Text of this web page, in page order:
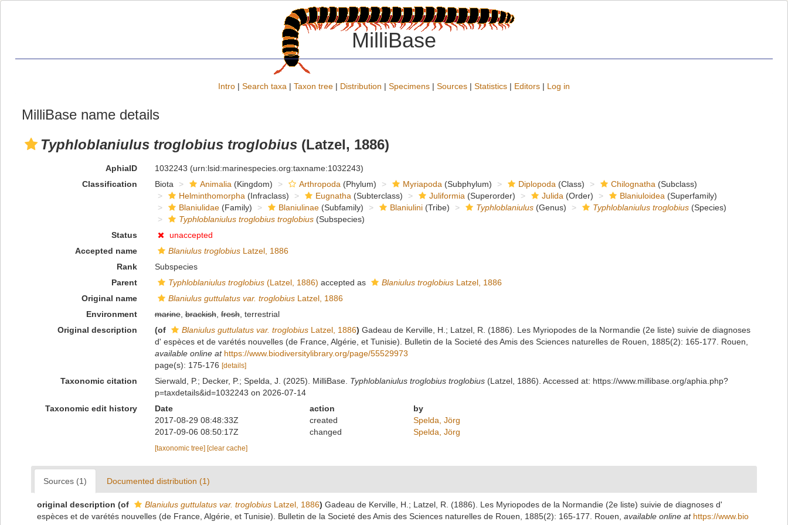
MilliBase
Intro | Search taxa | Taxon tree | Distribution | Specimens | Sources | Statistics | Editors | Log in
MilliBase name details
Typhloblaniulus troglobius troglobius (Latzel, 1886)
AphiaID 1032243 (urn:lsid:marinespecies.org:taxname:1032243)
Classification
Biota Animalia (Kingdom) Arthropoda (Phylum) Myriapoda (Subphylum) Diplopoda (Class) Chilognatha (Subclass)
Helminthomorpha (Infraclass) Eugnatha (Subterclass) Juliformia (Superorder) Julida (Order) Blaniuloidea (Superfamily)
Blaniulidae(Family) Blaniulinae(Subfamily) Blaniulini(Tribe) Typhloblaniulus(Genus) Typhloblaniulus troglobius(Species)
Typhloblaniulus troglobius troglobius(Subspecies)
Status
unaccepted
Accepted name
Blaniulus troglobiusLatzel, 1886
Rank
Subspecies
Parent
Typhloblaniulus troglobius(Latzel, 1886) accepted as Blaniulus troglobiusLatzel, 1886
Original name
Blaniulus guttulatus var. troglobiusLatzel, 1886
Environment
marine,brackish,fresh, terrestrial
Original description
(of Blaniulus guttulatus var. troglobiusLatzel, 1886) Gadeau de Kerville, H.; Latzel, R. (1886). Les Myriopodes de la Normandie (2e liste) suivie de diagnoses
d' espèces et de varétés nouvelles (de France, Algérie, et Tunisie). Bulletin de la Societé des Amis des Sciences naturelles de Rouen, 1885(2): 165-177. Rouen
available online at https://www.biodiversitylibrary.org/page/55529973
page(s): 175-176 [details]
Taxonomic citation Sierwald, P.; Decker, P.; Spelda, J. (2025). MilliBase. Typhloblaniulus troglobius troglobius(Latzel, 1886). Accessed at: https://www.millibase.org/aphia.php?
p=taxdetails&id=1032243 on 2026-07-14
Taxonomic edit history
Date action
by
2017-08-29 08:48:33Z
created
Spelda, Jörg
2017-09-06 08:50:17Z
changed Spelda, Jörg
[taxonomic tree] [clear cache]
Sources (1) Documented distribution (1)
original description (of Blaniulus guttulatus var. troglobius Latzel, 1886) Gadeau de Kerville, H.; Latzel, R. (1886). Les Myriopodes de la Normandie (2e liste) suivie de diagnoses d'
espèces et de varétés nouvelles (de France, Algérie, et Tunisie). Bulletin de la Societé des Amis des Sciences naturelles de Rouen, 1885(2): 165-177. Rouen available online at https://www.bio